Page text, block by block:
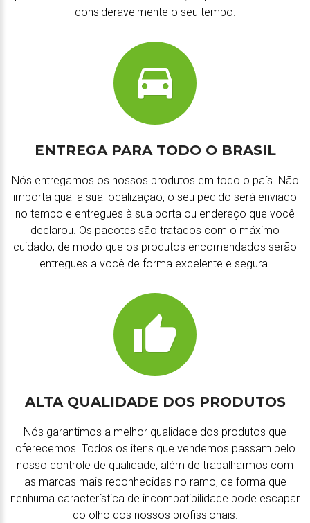
consideravelmente o seu tempo.
ENTREGA PARA TODO O BRASIL
Nós entregamos os nossos produtos em todo o país. Não
importa qual a sua localização, o seu pedido será enviado
no tempo e entregues à sua porta ou endereço que você
declarou. Os pacotes são tratados com o máximo
cuidado, de modo que os produtos encomendados serão
entregues a você de forma excelente e segura.
ALTA QUALIDADE DOS PRODUTOS
Nós garantimos a melhor qualidade dos produtos que
oferecemos. Todos os itens que vendemos passam pelo
nosso controle de qualidade, além de trabalharmos com
as marcas mais reconhecidas no ramo, de forma que
nenhuma característica de incompatibilidade pode escapar
do olho dos nossos profissionais.